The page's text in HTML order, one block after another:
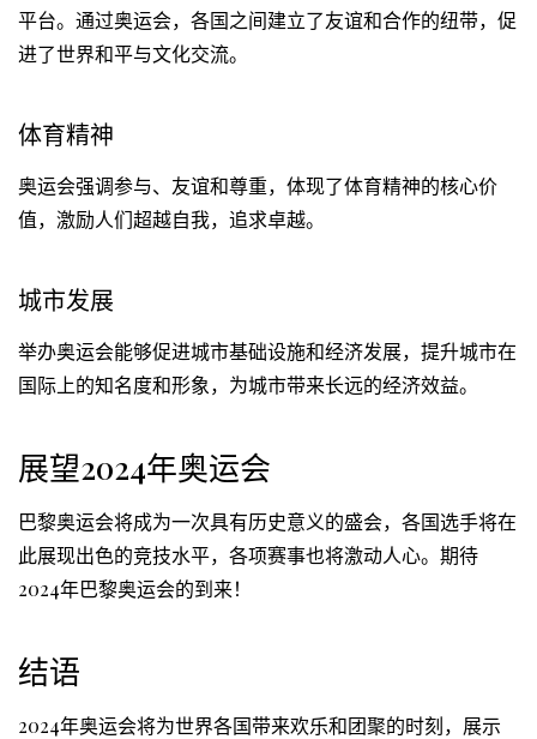
平台。通过奥运会，各国之间建立了友谊和合作的纽带，促
进了世界和平与文化交流。
体育精神
奥运会强调参与、友谊和尊重，体现了体育精神的核心价
值，激励人们超越自我，追求卓越。
城市发展
举办奥运会能够促进城市基础设施和经济发展，提升城市在
国际上的知名度和形象，为城市带来长远的经济效益。
展望2024年奥运会
巴黎奥运会将成为一次具有历史意义的盛会，各国选手将在
此展现出色的竞技水平，各项赛事也将激动人心。期待
2024年巴黎奥运会的到来！
结语
2024年奥运会将为世界各国带来欢乐和团聚的时刻，展示